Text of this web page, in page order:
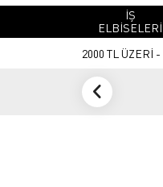
İŞ
ELBİSELERİ
2000 TL ÜZERİ -